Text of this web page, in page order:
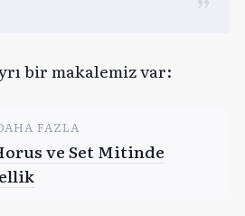
bir makalemiz var:
FAZLA
ve Set Mitinde